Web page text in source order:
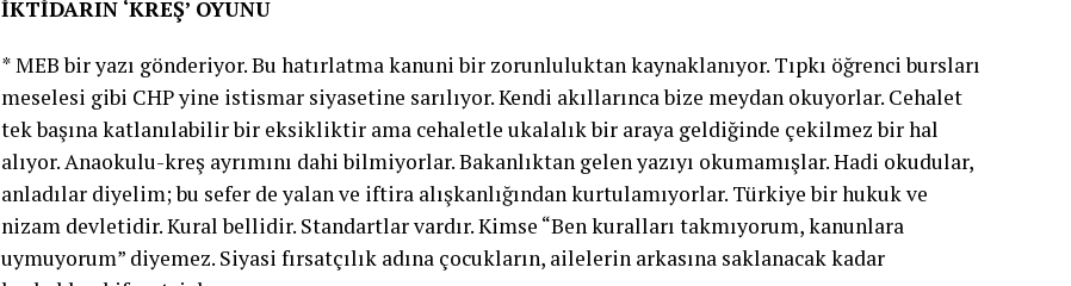
İKTİDARIN ‘KREŞ’ OYUNU
* MEB bir yazı gönderiyor. Bu hatırlatma kanuni bir zorunluluktan kaynaklanıyor. Tıpkı öğrenci bursları
meselesi gibi CHP yine istismar siyasetine sarılıyor. Kendi akıllarınca bize meydan okuyorlar. Cehalet
tek başına katlanılabilir bir eksikliktir ama cehaletle ukalalık bir araya geldiğinde çekilmez bir hal
alıyor. Anaokulu-kreş ayrımını dahi bilmiyorlar. Bakanlıktan gelen yazıyı okumamışlar. Hadi okudular,
anladılar diyelim; bu sefer de yalan ve iftira alışkanlığından kurtulamıyorlar. Türkiye bir hukuk ve
nizam devletidir. Kural bellidir. Standartlar vardır. Kimse “Ben kuralları takmıyorum, kanunlara
uymuyorum” diyemez. Siyasi fırsatçılık adına çocukların, ailelerin arkasına saklanacak kadar